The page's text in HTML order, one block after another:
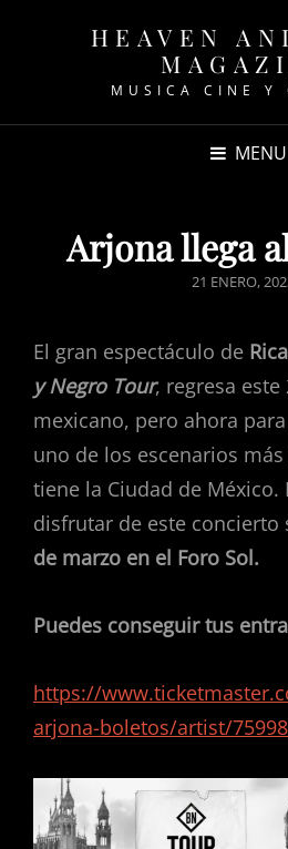
HEAVEN
MUSICA CINE Y
MENU
Arjona llega
POSTED
21 ENERO,
El gran espectáculo de
y Negro Tour, regresa este
mexicano, pero ahora
uno de los escenarios
tiene la Ciudad de México.
disfrutar de este concierto
de marzo en el Foro Sol.
Puedes conseguir tus
https://
arjona-boletos/artist/